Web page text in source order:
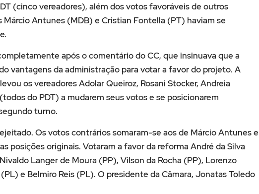
(cinco vereadores), além dos votos favoráveis de outros
Márcio Antunes (MDB) e Cristian Fontella (PT) haviam se
após o comentário do CC, que insinuava que a
vantagens da administração para votar a favor do projeto. A
os vereadores Adolar Queiroz, Rosani Stocker, Andreia
do PDT) a mudarem seus votos e se posicionarem
turno.
Os votos contrários somaram-se aos de Márcio Antunes e
posições originais. Votaram a favor da reforma André da Silva
Langer de Moura (PP), Vilson da Rocha (PP), Lorenzo
e Belmiro Reis (PL). O presidente da Câmara, Jonatas Toledo